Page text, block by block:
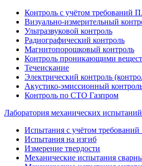
Контроль с учётом требований
Визуально-измерительный
Ультразвуковой контроль
Радиографический контроль
Магнитопорошковый контроль
Контроль проникающими
Течеискание
Электрический контроль
Акустико-эмиссионный
Контроль по СТО Газпром
Лаборатория механических испытаний
Испытания с учётом
Испытания на изгиб
Измерение твердости
Механические испытания